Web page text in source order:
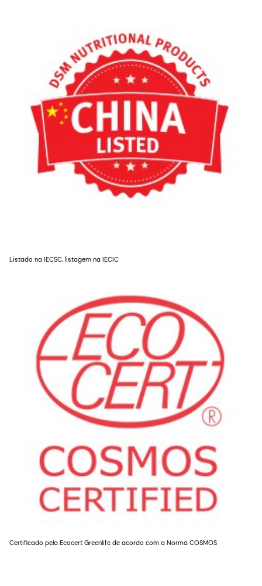
Listado na IECSC, listagem na IECIC
Certificado pela Ecocert Greenlife de acordo com a Norma COSMOS